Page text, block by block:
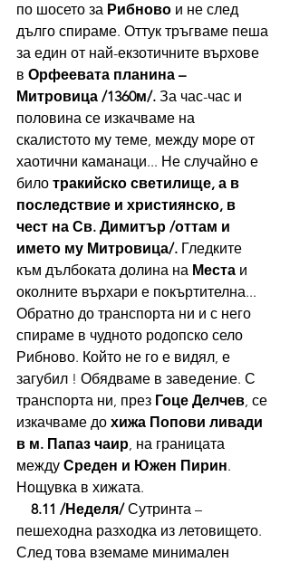
по шосето за Рибново и не след
дълго спираме. Оттук тръгваме пеша
за един от най-екзотичните върхове
в Орфеевата планина –
Митровица /1360м/. За час-час и
половина се изкачваме на
скалистото му теме, между море от
хаотични каманаци... Не случайно е
било тракийско светилище, а в
последствие и християнско, в
чест на Св. Димитър /оттам и
името му Митровица/. Гледките
към дълбоката долина на Места и
околните върхари е покъртителна...
Обратно до транспорта ни и с него
спираме в чудното родопско село
Рибново. Който не го е видял, е
загубил ! Обядваме в заведение. С
транспорта ни, през Гоце Делчев, се
изкачваме до хижа Попови ливади
в м. Папаз чаир, на границата
между Среден и Южен Пирин.
Нощувка в хижата.
8.11 /Неделя/ Сутринта –
пешеходна разходка из летовището.
След това вземаме минимален